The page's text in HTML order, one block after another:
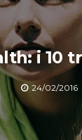
i 10
24/02/2016